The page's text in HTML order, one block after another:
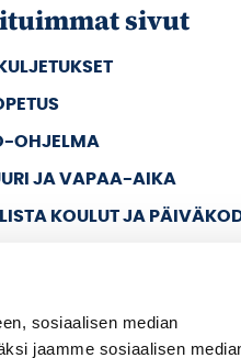
sosiaalisen median
jaamme sosiaalisen
sivut
OHJELMA
JA VAPAA-AIKA
KOULUT JA